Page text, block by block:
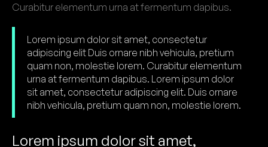
Curabitur elementum urna at fermentum dapibus.
Lorem ipsum dolor sit amet, consectetur
adipiscing elit Duis ornare nibh vehicula, pretium
quam non, molestie lorem. Curabitur elementum
urna at fermentum dapibus. Lorem ipsum dolor
sit amet, consectetur adipiscing elit. Duis ornare
nibh vehicula, pretium quam non, molestie lorem.
Lorem ipsum dolor sit amet,